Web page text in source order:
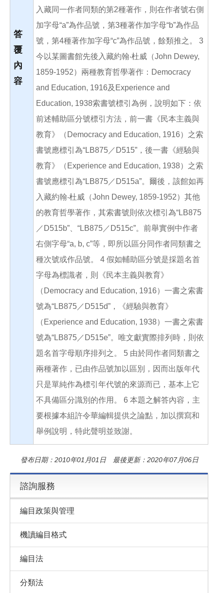
答
覆
內
容
入藏同一作者同類的第2種著作，則在作者號右側
加字母“a”為作品號，第3種著作加字母“b”為作品
號，第4種著作加字母“c”為作品號，餘類推之。 3
今以某圖書館先後入藏約翰‧杜威（John Dewey,
1859-1952）兩種教育哲學著作：Democracy
and Education, 1916及Experience and
Education, 1938索書號標引為例，說明如下：依
前述輔助區分號標引方法，前一書《民本主義與
教育》（Democracy and Education, 1916）之索
書號應標引為“LB875／D515”，後一書《經驗與
教育》（Experience and Education, 1938）之索
書號應標引為“LB875／D515a”。爾後，該館如再
入藏約翰‧杜威（John Dewey, 1859-1952）其他
的教育哲學著作，其索書號則依次標引為“LB875
／D515b”、“LB875／D515c”。前舉實例中作者
右側字母“a, b, c”等，即所以區分同作者同類書之
種次號或作品號。 4 假如輔助區分號是採題名首
字母為標識者，則《民本主義與教育》
（Democracy and Education, 1916）一書之索書
號為“LB875／D515d”，《經驗與教育》
（Experience and Education, 1938）一書之索書
號為“LB875／D515e”。唯文獻實際排列時，則依
題名首字母順序排列之。 5 由於同作者同類書之
兩種著作，已由作品號加以區別，因而出版年代
只是單純作為標引年代號的來源而已，基本上它
不具備區分識別的作用。 6 本題之解答內容，主
要根據本組許令華編輯提供之論點，加以撰寫和
舉例說明，特此聲明並致謝。
發布日期：2010年01月01日 最後更新：2020年07月06日
諮詢服務
編目政策與管理
機讀編目格式
編目法
分類法